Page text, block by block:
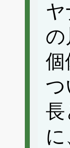
個
長